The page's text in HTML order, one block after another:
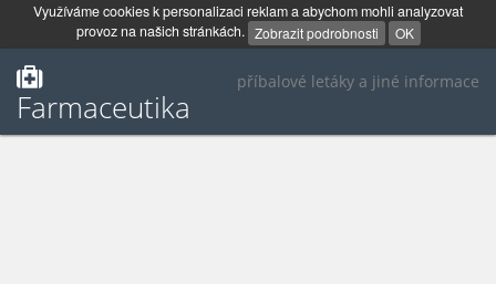
Využíváme cookies k personalizaci reklam a abychom mohli analyzovat
provoz na našich stránkách. Zobrazit podrobnosti OK
příbalové letáky a jiné informace
Farmaceutika